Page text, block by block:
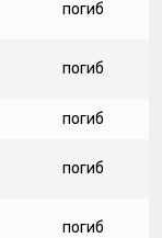
погиб
погиб
погиб
погиб
погиб